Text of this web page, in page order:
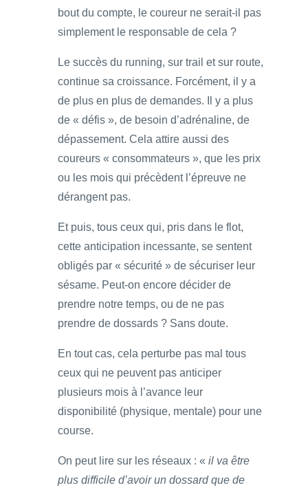
bout du compte, le coureur ne serait-il pas
simplement le responsable de cela ?
Le succès du running, sur trail et sur route,
continue sa croissance. Forcément, il y a
de plus en plus de demandes. Il y a plus
de « défis », de besoin d’adrénaline, de
dépassement. Cela attire aussi des
coureurs « consommateurs », que les prix
ou les mois qui précèdent l’épreuve ne
dérangent pas.
Et puis, tous ceux qui, pris dans le flot,
cette anticipation incessante, se sentent
obligés par « sécurité » de sécuriser leur
sésame. Peut-on encore décider de
prendre notre temps, ou de ne pas
prendre de dossards ? Sans doute.
En tout cas, cela perturbe pas mal tous
ceux qui ne peuvent pas anticiper
plusieurs mois à l’avance leur
disponibilité (physique, mentale) pour une
course.
On peut lire sur les réseaux : « il va être
plus difficile d’avoir un dossard que de